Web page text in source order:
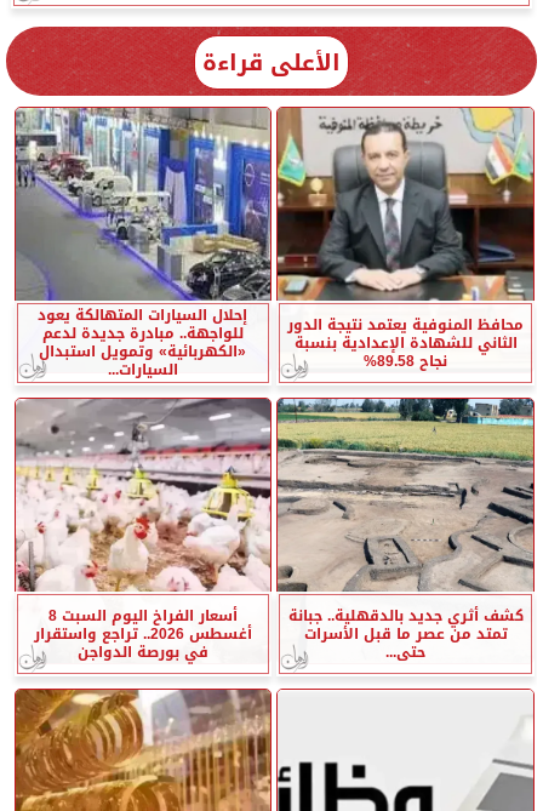
الأعلى قراءة
محافظ المنوفية يعتمد نتيجة الدور
الثاني للشهادة الإعدادية بنسبة
نجاح 89.58%
إحلال السيارات المتهالكة يعود
للواجهة.. مبادرة جديدة لدعم
«الكهربائية» وتمويل استبدال
السيارات...
كشف أثري جديد بالدقهلية.. جبانة
تمتد من عصر ما قبل الأسرات
حتى...
أسعار الفراخ اليوم السبت 8
أغسطس 2026.. تراجع واستقرار
في بورصة الدواجن